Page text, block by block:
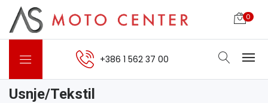
0
+386 1 562 37 00
Usnje/Tekstil